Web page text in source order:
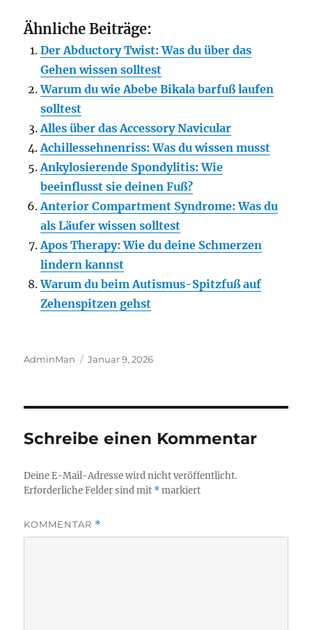
Ähnliche Beiträge:
Der Abductory Twist: Was du über das
Gehen wissen solltest
Warum du wie Abebe Bikala barfuß laufen
solltest
Alles über das Accessory Navicular
Achillessehnenriss: Was du wissen musst
Ankylosierende Spondylitis: Wie
beeinflusst sie deinen Fuß?
Anterior Compartment Syndrome: Was du
als Läufer wissen solltest
Apos Therapy: Wie du deine Schmerzen
lindern kannst
Warum du beim Autismus-Spitzfuß auf
Zehenspitzen gehst
Autor
AdminMan
Veröffentlicht
Januar 9, 2026
Schreibe einen Kommentar
Deine E-Mail-Adresse wird nicht veröffentlicht.
Erforderliche Felder sind mit *markiert
KOMMENTAR *